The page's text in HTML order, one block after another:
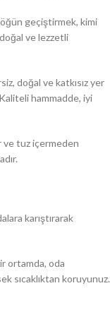
geçiştirmek, kimi
ve lezzetli
doğal ve katkısız yer
hammadde, iyi
ve tuz içermeden
karıştırarak
ortamda, oda
sıcaklıktan koruyunuz.